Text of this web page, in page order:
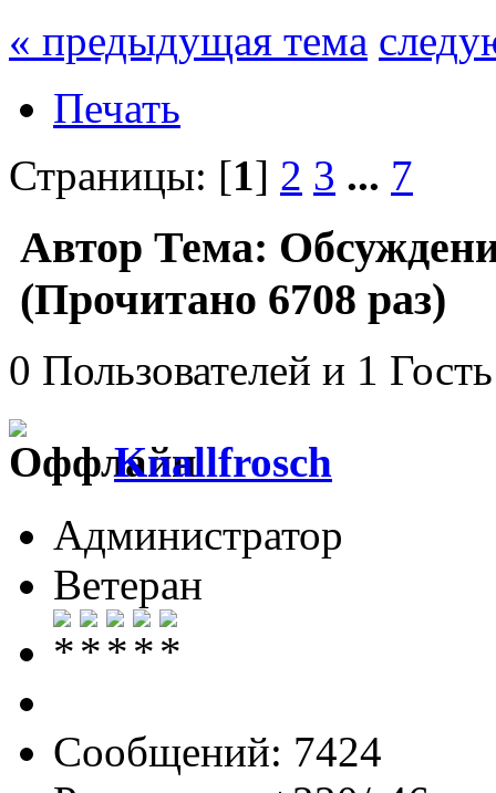
« предыдущая тема
Печать
Страницы: [1] 2 3 ... 7
Автор Тема:
(Прочитано 6708 раз)
0 Пользователей и 1
Knallfrosch
Администратор
Ветеран
Сообщений: 7424